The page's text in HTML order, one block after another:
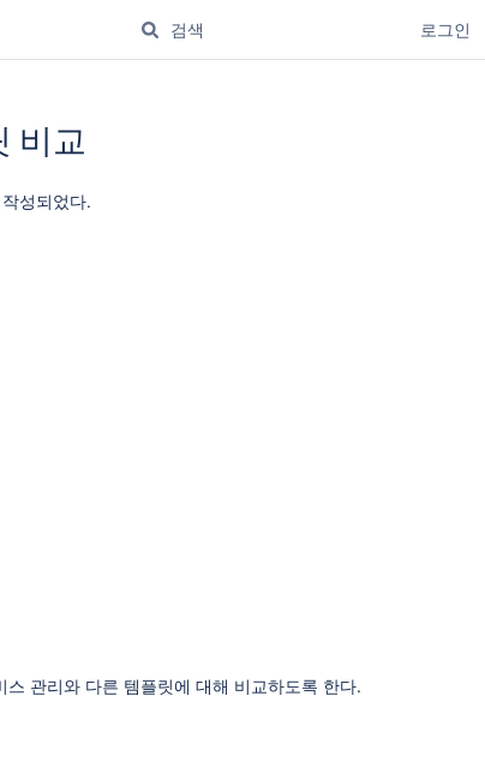
로그인
비교
성되었다.
관리와 다른 템플릿에 대해 비교하도록 한다.